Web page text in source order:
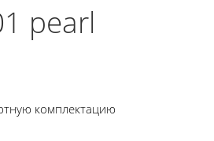
pearl
комплектацию